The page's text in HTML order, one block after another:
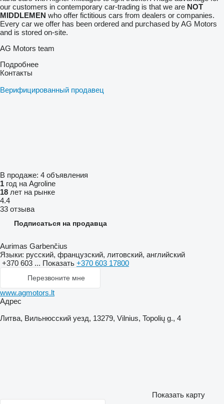
our customers in contemporary car-trading is that we are NOT
MIDDLEMEN who offer fictitious cars from dealers or companies.
Every car we offer has been ordered and purchased by AG Motors
and is stored on-site.
AG Motors team
Подробнее
Контакты
Верифицированный продавец
В продаже: 4 объявления
1 год на Agroline
18 лет на рынке
4.4
33 отзыва
Подписаться на продавца
Aurimas Garbenčius
Языки: русский, французский, литовский, английский
+370 603 ... Показать +370 603 17800
Перезвоните мне
www.agmotors.lt
Адрес
Литва, Вильнюсский уезд, 13279, Vilnius, Topolių g., 4
Показать карту